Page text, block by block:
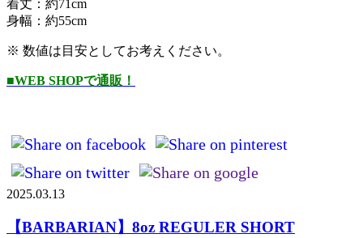
着丈：約71cm
身幅：約55cm
※ 数値は目安としてお考えください。
■WEB SHOPで通販！
2025.03.13
【BARBARIAN】8oz REGULER SHORT